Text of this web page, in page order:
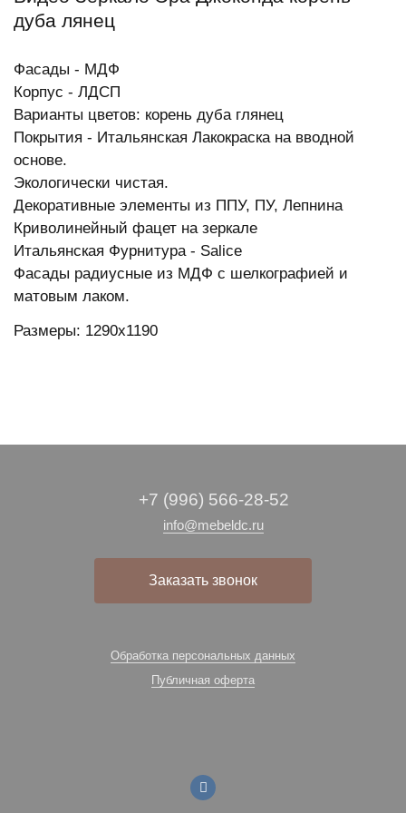
дуба лянец
Фасады - МДФ
Корпус - ЛДСП
Варианты цветов: корень дуба глянец
Покрытия - Итальянская Лакокраска на вводной
основе.
Экологически чистая.
Декоративные элементы из ППУ, ПУ, Лепнина
Криволинейный фацет на зеркале
Итальянская Фурнитура - Salice
Фасады радиусные из МДФ с шелкографией и
матовым лаком.
Размеры: 1290х1190
+7 (996) 566-28-52
info@mebeldc.ru
Заказать звонок
Обработка персональных данных
Публичная оферта